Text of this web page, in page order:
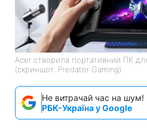
Acer створила портативний ПК
(скриншот: Predator Gaming)
Не витрачай час на шум!
РБК-Україна у Google